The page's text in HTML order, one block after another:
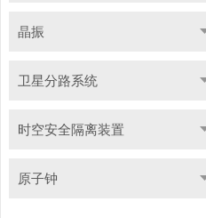
晶振
卫星分路系统
时空安全隔离装置
原子钟